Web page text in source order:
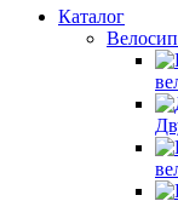
Каталог